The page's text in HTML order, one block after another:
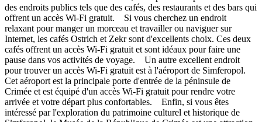
des endroits publics tels que des cafés, des restaurants et des bars qui
offrent un accès Wi-Fi gratuit. Si vous cherchez un endroit
relaxant pour manger un morceau et travailler ou naviguer sur
Internet, les cafés Ostrich et Zekr sont d'excellents choix. Ces deux
cafés offrent un accès Wi-Fi gratuit et sont idéaux pour faire une
pause dans vos activités de voyage. Un autre excellent endroit
pour trouver un accès Wi-Fi gratuit est à l'aéroport de Simferopol.
Cet aéroport est la principale porte d'entrée de la péninsule de
Crimée et est équipé d'un accès Wi-Fi gratuit pour rendre votre
arrivée et votre départ plus confortables. Enfin, si vous êtes
intéressé par l'exploration du patrimoine culturel et historique de